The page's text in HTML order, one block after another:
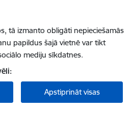
tā izmanto obligāti nepieciešamās
papildus šajā vietnē var tikt
mediju sīkdatnes.
Apstiprināt visas